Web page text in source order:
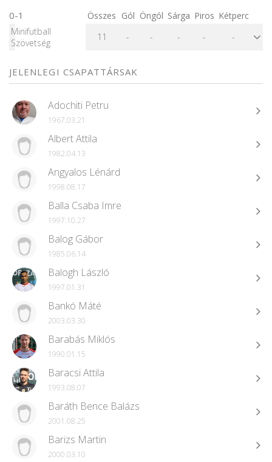
0-1 Összes Gól Öngól Sárga Piros Kétperc
Minifutball
Szövetség
11 - - - - -
JELENLEGI CSAPATTÁRSAK
Adochiti Petru
1967.03.21
Albert Attila
1982.04.13
Angyalos Lénárd
1998.08.17
Balla Csaba Imre
1997.10.27
Balog Gábor
1985.06.14
Balogh László
1997.01.31
Bankó Máté
2003.03.30
Barabás Miklós
1990.01.15
Baracsi Attila
1993.08.07
Baráth Bence Balázs
2001.08.25
Barizs Martin
2000.03.10